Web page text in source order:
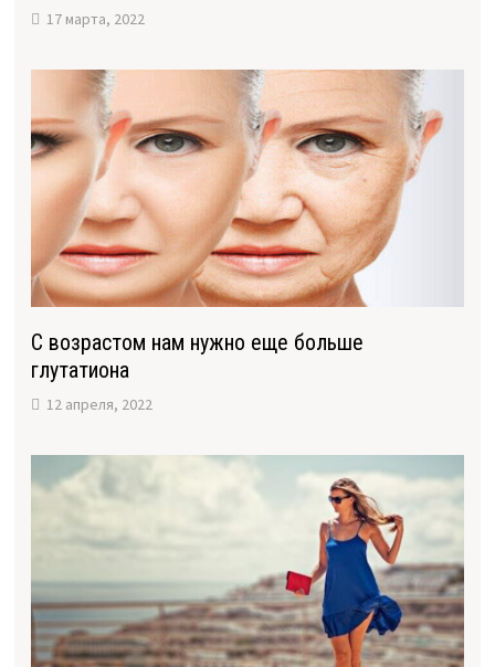
17 марта, 2022
С возрастом нам нужно еще больше
глутатиона
12 апреля, 2022